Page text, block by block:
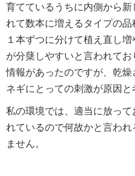
育てているうちに内側から
れて数本に増えるタイプの
１本ずつに分けて植え直し
が分蘖しやすいと言われて
情報があったのですが、乾
ネギにとっての刺激が原因と
私の環境では、適当に放っ
れているので何故かと言わ
ません。